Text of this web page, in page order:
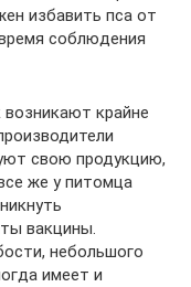
избавить пса от
соблюдения
крайне
свою продукцию,
же у питомца
вакцины.
небольшого
имеет и